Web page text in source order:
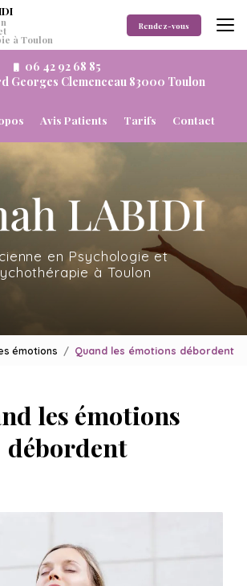
06 42 92 68 85
Georges Clemenceau 83000 Toulon
Avis Patients Tarifs Contact
à Toulon
Rendez-vous
en Psychologie et
à Toulon
émotions Quand les émotions débordent
les émotions
débordent